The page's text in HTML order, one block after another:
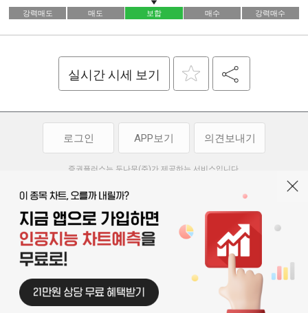
강력매도 매도 보합 매수 강력매수
실시간 시세 보기
로그인 APP보기 의견보내기
증권플러스는 두나무(주)가 제공하는 서비스입니다.
투자 참고사항이며, 정보 제공 과정에서 오류나 지연이 발생할 수 있습니다.
두나무(주)는 제공된 정보에 의한 투자 결과에 대하여 법적인 책임을
부담하지 않습니다. 본 서비스에서 제공되는 정보의 무단 배포를 금합니다.
이용약관 | 청소년보호정책 개인정보처리방침
기사배열 기본방침 | 고객센터 |
오픈소스 라이선스
서울특별시 서초구 강남대로 369, 15층
사업자 등록번호 119-86-54968
|
기사배열 책임자 : 박동규
© 두나무 주식회사